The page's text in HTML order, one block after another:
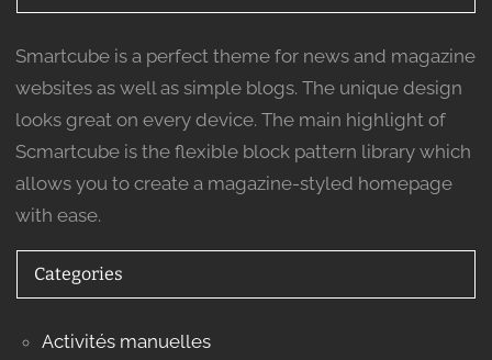
Smartcube is a perfect theme for news and magazine
websites as well as simple blogs. The unique design
looks great on every device. The main highlight of
Scmartcube is the flexible block pattern library which
allows you to create a magazine-styled homepage
with ease.
Categories
Activités manuelles